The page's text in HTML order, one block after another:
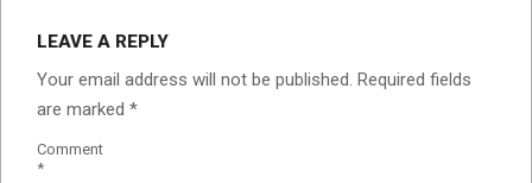
LEAVE A REPLY
Your email address will not be published. Required fields
are marked *
Comment
*